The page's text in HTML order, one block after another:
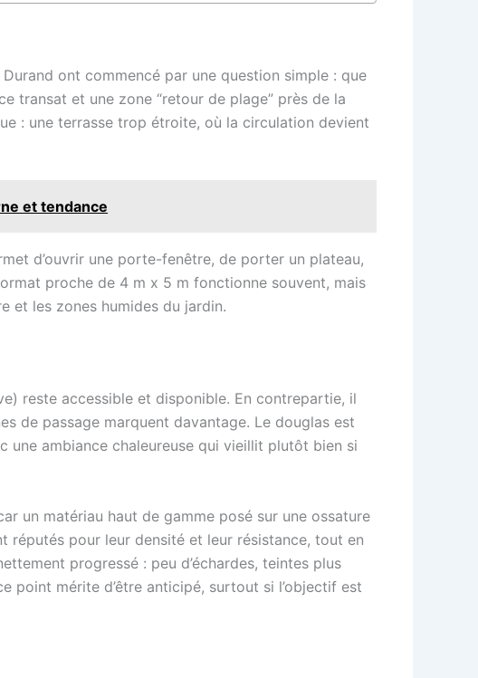
ont commencé par une question simple : que
transat et une zone “retour de plage” près de la
: une terrasse trop étroite, où la circulation devient
et tendance
d’ouvrir une porte-fenêtre, de porter un plateau,
proche de 4 m x 5 m fonctionne souvent, mais
et les zones humides du jardin.
reste accessible et disponible. En contrepartie, il
de passage marquent davantage. Le douglas est
une ambiance chaleureuse qui vieillit plutôt bien si
un matériau haut de gamme posé sur une ossature
réputés pour leur densité et leur résistance, tout en
progressé : peu d’échardes, teintes plus
point mérite d’être anticipé, surtout si l’objectif est